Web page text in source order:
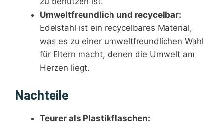
Umweltfreundlich und recycelbar:
Edelstahl ist ein recycelbares Material,
was es zu einer umweltfreundlichen Wahl
für Eltern macht, denen die Umwelt am
Herzen liegt.
Nachteile
Teurer als Plastikflaschen: